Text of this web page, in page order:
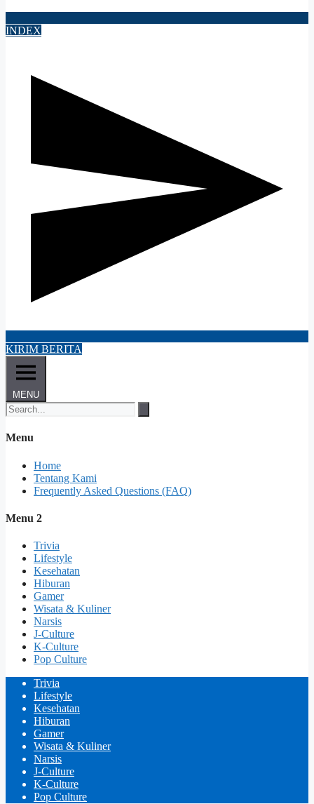
INDEX
KIRIM BERITA
MENU
Menu
Home
Tentang Kami
Frequently Asked Questions (FAQ)
Menu 2
Trivia
Lifestyle
Kesehatan
Hiburan
Gamer
Wisata & Kuliner
Narsis
J-Culture
K-Culture
Pop Culture
Trivia
Lifestyle
Kesehatan
Hiburan
Gamer
Wisata & Kuliner
Narsis
J-Culture
K-Culture
Pop Culture